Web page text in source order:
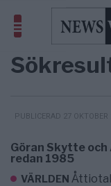
PUBLICERAD 27 OKTOBER
Göran Skytte
redan 1985
VÄRLDEN